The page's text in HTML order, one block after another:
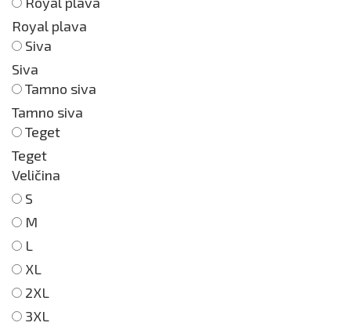
Royal plava
Siva
Siva
Tamno siva
Tamno siva
Teget
Teget
Veličina
S
M
L
XL
2XL
3XL